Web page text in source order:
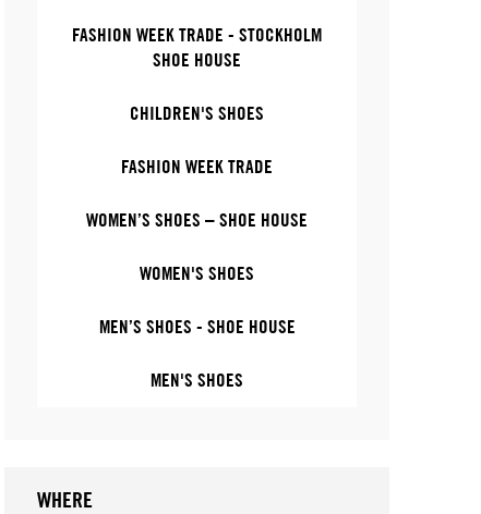
FASHION WEEK TRADE - STOCKHOLM
SHOE HOUSE
CHILDREN'S SHOES
FASHION WEEK TRADE
WOMEN’S SHOES – SHOE HOUSE
WOMEN'S SHOES
MEN’S SHOES - SHOE HOUSE
MEN'S SHOES
WHERE